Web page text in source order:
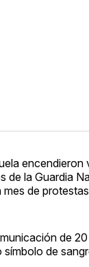
encendieron
de la Guardia
de
de
de